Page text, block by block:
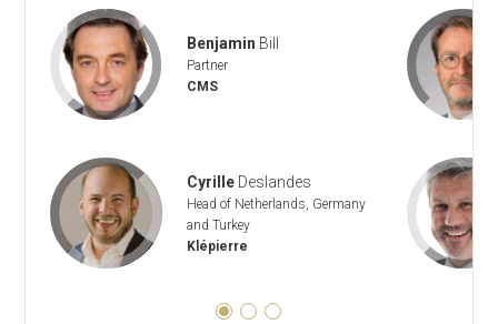
Benjamin Bill
Partner
CMS
CyrilleDeslandes
Head of Netherlands, Germany
and Turkey
Klépierre